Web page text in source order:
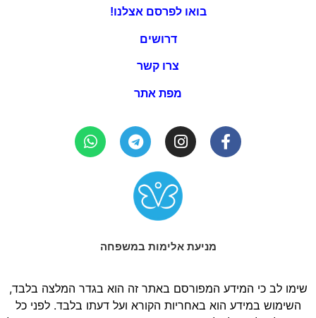
בואו לפרסם אצלנו!
דרושים
צרו קשר
מפת אתר
מניעת אלימות במשפחה
שימו לב כי המידע המפורסם באתר זה הוא בגדר המלצה בלבד,
השימוש במידע הוא באחריות הקורא ועל דעתו בלבד. לפני כל